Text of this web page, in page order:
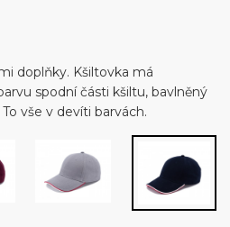
doplňky. Kšiltovka má
spodní části kšiltu, bavlněný
vše v devíti barvách.